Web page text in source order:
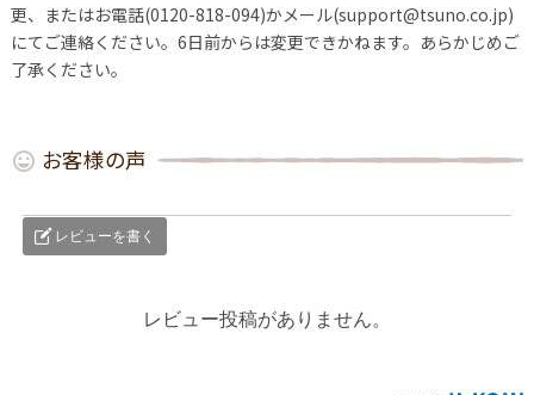
更、またはお電話(0120-818-094)かメール(support@tsuno.co.jp)
にてご連絡ください。6日前からは変更できかねます。あらかじめご
了承ください。
お客様の声
レビューを書く
レビュー投稿がありません。